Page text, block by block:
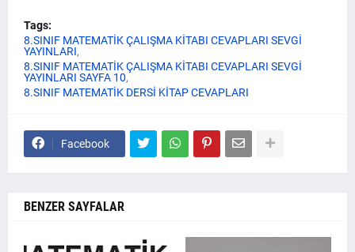
Tags:
8.SINIF MATEMATİK ÇALIŞMA KİTABI CEVAPLARI SEVGİ
YAYINLARI
8.SINIF MATEMATİK ÇALIŞMA KİTABI CEVAPLARI SEVGİ
YAYINLARI SAYFA 10
8.SINIF MATEMATİK DERSİ KİTAP CEVAPLARI
Facebook
BENZER SAYFALAR